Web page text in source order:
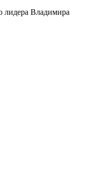
лидера Владимира